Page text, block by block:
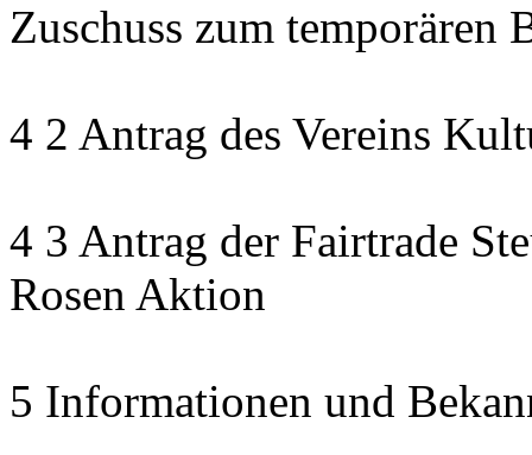
Zuschuss zum temporären
4 2 Antrag des Vereins
4 3 Antrag der Fairtrade
Rosen Aktion
5 Informationen und